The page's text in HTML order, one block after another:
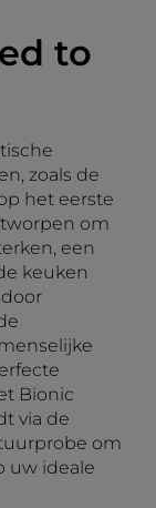
to
zoals de
het eerste
om
een
keuken
Bionic
via de
om
uw ideale